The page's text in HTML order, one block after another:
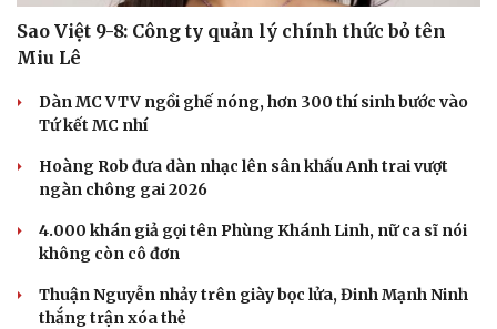
Sao Việt 9-8: Công ty quản lý chính thức bỏ tên
Miu Lê
Dàn MC VTV ngồi ghế nóng, hơn 300 thí sinh bước vào
Tứ kết MC nhí
Hoàng Rob đưa dàn nhạc lên sân khấu Anh trai vượt
ngàn chông gai 2026
4.000 khán giả gọi tên Phùng Khánh Linh, nữ ca sĩ nói
không còn cô đơn
Thuận Nguyễn nhảy trên giày bọc lửa, Đinh Mạnh Ninh
thắng trận xóa thẻ